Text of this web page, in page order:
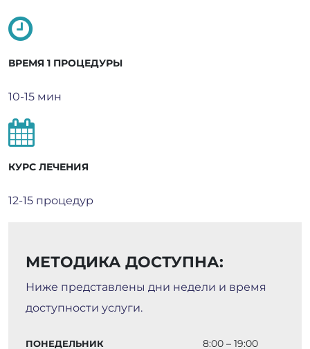
ВРЕМЯ 1 ПРОЦЕДУРЫ
10-15 мин
КУРС ЛЕЧЕНИЯ
12-15 процедур
МЕТОДИКА ДОСТУПНА:
Ниже представлены дни недели и время
доступности услуги.
ПОНЕДЕЛЬНИК 8:00 – 19:00